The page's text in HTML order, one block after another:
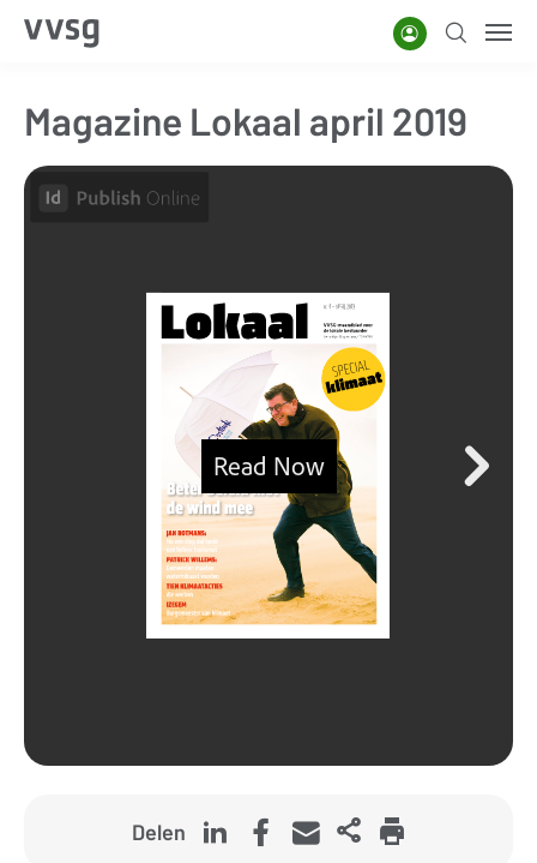
Overslaan
gaan
AccountZoeken
Magazine Lokaal april 2019
Delen